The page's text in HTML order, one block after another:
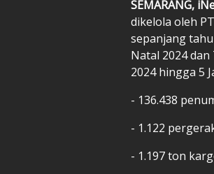
SEMARANG,
dikelola oleh
sepanjang
Natal 2024
2024 hingga 5
- 136.438
- 1.122
- 1.197 ton